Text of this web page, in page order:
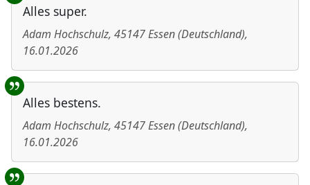
Alles super.
Adam Hochschulz, 45147Essen(Deutschland),
16.01.2026
Alles bestens.
Adam Hochschulz, 45147Essen(Deutschland),
16.01.2026